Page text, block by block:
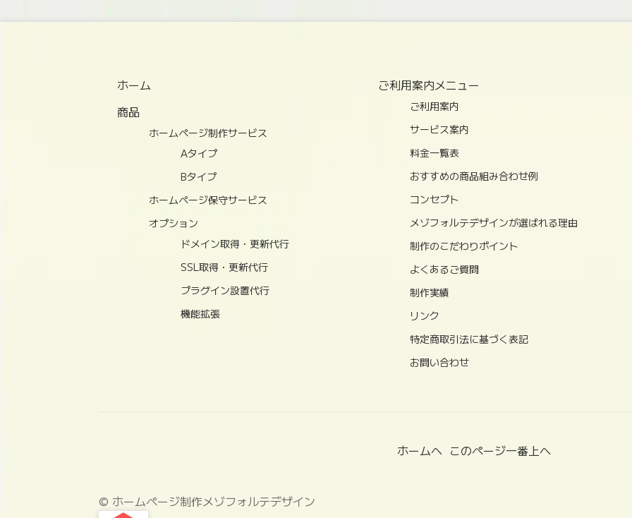
ホーム
商品
ホームページ制作サービス
Aタイプ
Bタイプ
ホームページ保守サービス
オプション
ドメイン取得・更新代行
SSL取得・更新代行
プラグイン設置代行
機能拡張
ご利用案内メニュー
ご利用案内
サービス案内
料金一覧表
おすすめの商品組み合わせ例
コンセプト
メゾフォルテデザインが選ばれる理由
制作のこだわりポイント
よくあるご質問
制作実績
リンク
特定商取引法に基づく表記
お問い合わせ
ホームへ このページ一番上へ
© ホームページ制作メゾフォルテデザイン